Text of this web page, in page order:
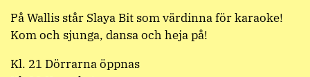
På Wallis står Slaya Bit som värdinna för karaoke!
Kom och sjunga, dansa och heja på!
Kl. 21 Dörrarna öppnas